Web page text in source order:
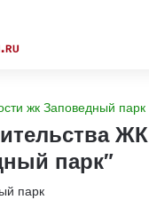
жк Заповедный парк
ЖК
парк"
парк